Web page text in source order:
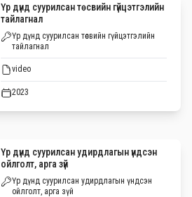
Үр дүнд суурилсан төсвийн гүйцэтгэлийн
тайлагнал
Үр дүнд суурилсан төсвийн гүйцэтгэлийн
тайлагнал
video
2023
Үр дүнд суурилсан удирдлагын үндсэн
ойлголт, арга зүй
Үр дүнд суурилсан удирдлагын үндсэн
ойлголт, арга зүй